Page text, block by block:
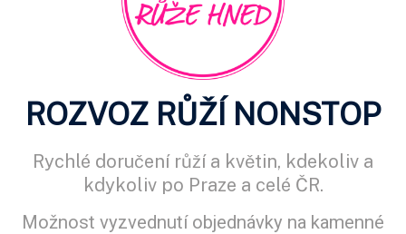
ROZVOZ RŮŽÍ NONSTOP
Rychlé doručení růží a květin, kdekoliv a
kdykoliv po Praze a celé ČR.
Možnost vyzvednutí objednávky na kamenné